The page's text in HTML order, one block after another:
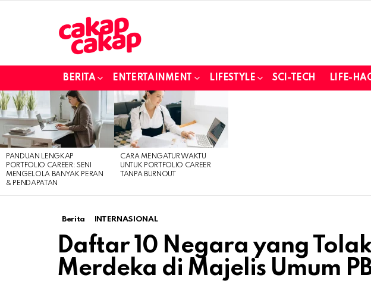
BERITA ENTERTAINMENT LIFESTYLE SCI-TECH LIFE-
LATEST
STORIES
PANDUAN LENGKAP
PORTFOLIO CAREER: SENI
MENGELOLA BANYAK PERAN
& PENDAPATAN
CARA MENGATUR WAKTU
UNTUK PORTFOLIO CAREER
TANPA BURNOUT
Berita INTERNASIONAL
Daftar 10 Negara yang
Merdeka di Majelis Umum